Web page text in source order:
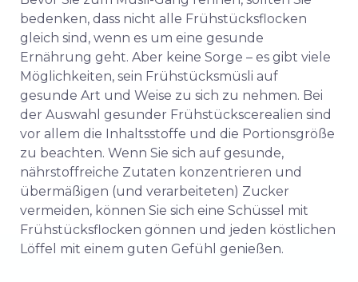
bedenken, dass nicht alle Frühstücksflocken
gleich sind, wenn es um eine gesunde
Ernährung geht. Aber keine Sorge – es gibt viele
Möglichkeiten, sein Frühstücksmüsli auf
gesunde Art und Weise zu sich zu nehmen. Bei
der Auswahl gesunder Frühstückscerealien sind
vor allem die Inhaltsstoffe und die Portionsgröße
zu beachten. Wenn Sie sich auf gesunde,
nährstoffreiche Zutaten konzentrieren und
übermäßigen (und verarbeiteten) Zucker
vermeiden, können Sie sich eine Schüssel mit
Frühstücksflocken gönnen und jeden köstlichen
Löffel mit einem guten Gefühl genießen.